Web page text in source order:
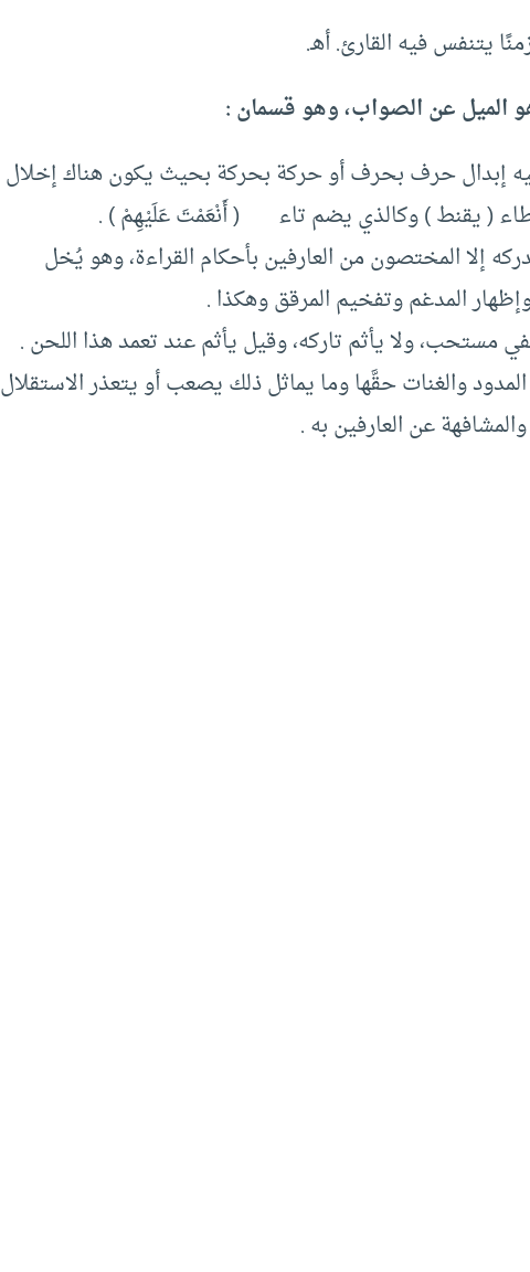
يتنفس فيه القارئ. أهـ.
الميل عن الصواب، وهو قسمان :
إبدال حرف بحرف أو حركة بحركة بحيث يكون هناك إخلال
طاء ( يقنط ) وكالذي يضم تاء ( أَنْعَمْتَ عَلَيْهِمْ ) .
إلا المختصون من العارفين بأحكام القراءة، وهو يُخل
المدغم وتفخيم المرقق وهكذا .
مستحب، ولا يأثم تاركه، وقيل يأثم عند تعمد هذا اللحن .
والغنات حقَّها وما يماثل ذلك يصعب أو يتعذر الاستقلال
عن العارفين به .